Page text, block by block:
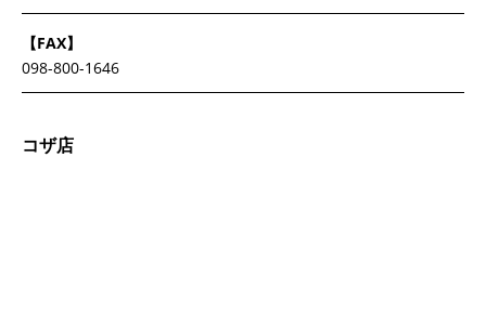
【FAX】
098-800-1646
コザ店